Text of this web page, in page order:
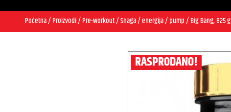
Početna/Proizvodi/Pre-workout/Snaga / energija / pump/ Big Bang, 825 g
RASPRODANO!